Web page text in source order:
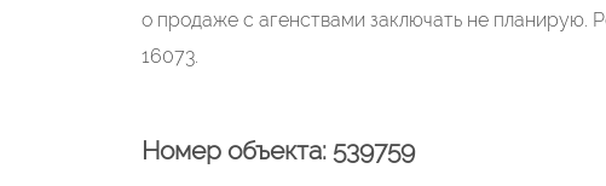
о продаже с агенствами заключать не планирую.
16073.
Номер объекта: 539759